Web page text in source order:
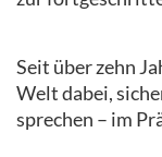
Seit über zehn
Welt dabei,
sprechen – im